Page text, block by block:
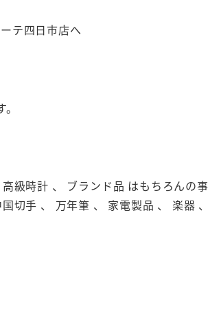
テ四日市店へ
級時計 、 ブランド品 はもちろん
切手 、 万年筆 、 家電製品 、 楽器